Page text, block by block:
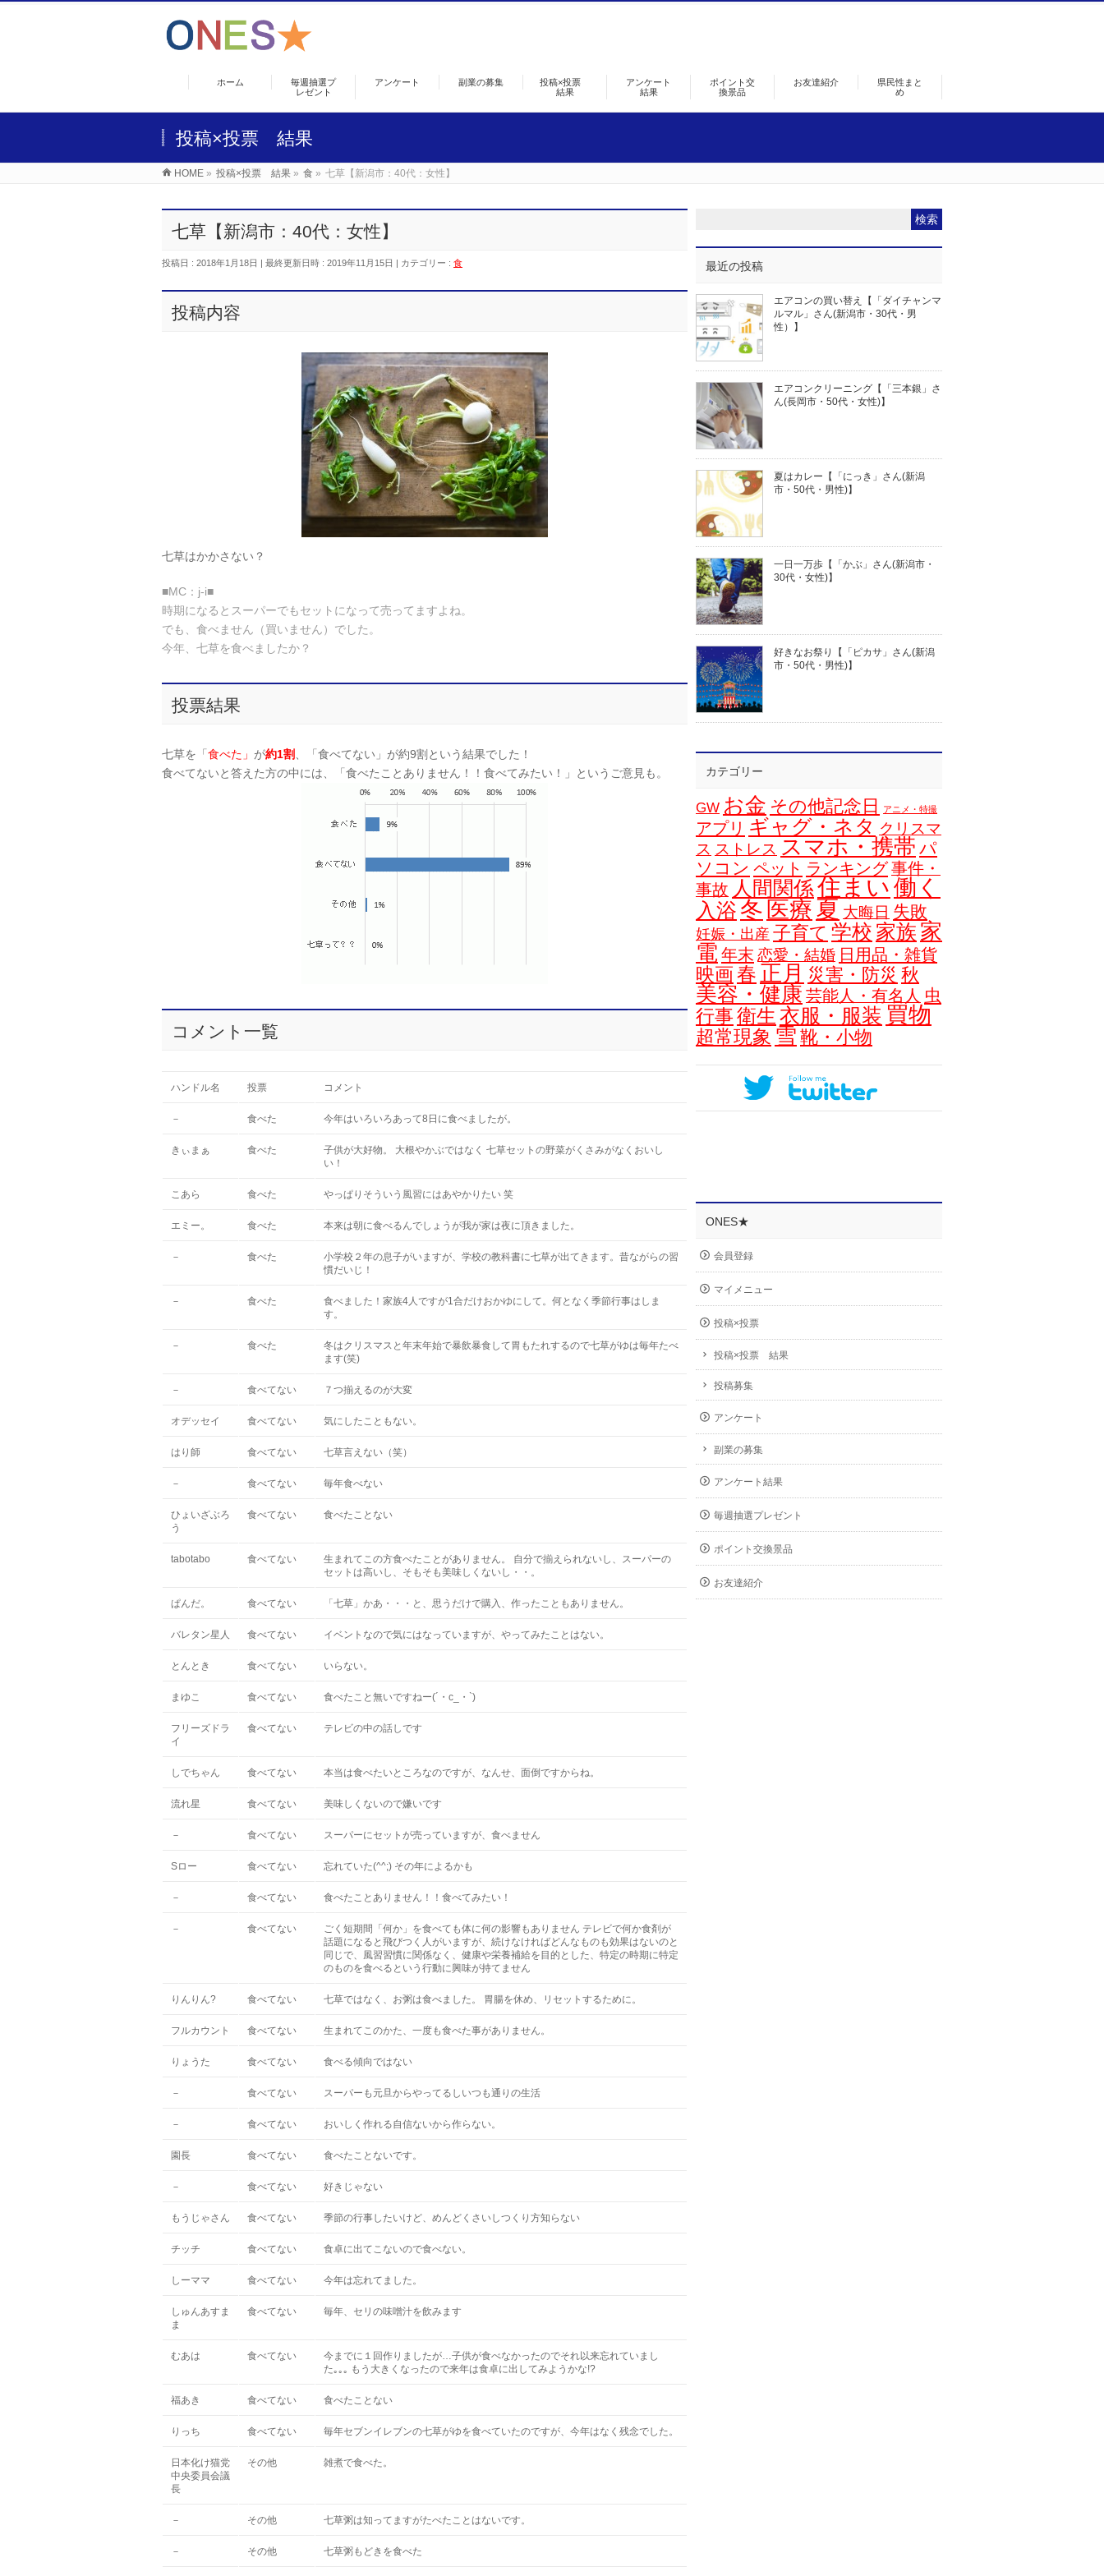
ホーム
毎週抽選プ
レゼント
アンケート 副業の募集
投稿×投票
結果
アンケート
結果
ポイント交
換景品
お友達紹介
県民性まと
め
投稿×投票 結果
HOME » 投稿×投票 結果 » 食 » 七草【新潟市：40代：女性】
七草【新潟市：40代：女性】
投稿日 : 2018年1月18日 最終更新日時 : 2019年11月15日 カテゴリー : 食
投稿内容
七草はかかさない？
■MC：j-i■
時期になるとスーパーでもセットになって売ってますよね。
でも、食べません（買いません）でした。
今年、七草を食べましたか？
投票結果
七草を「 食べた」 が約1割
、「食べてない」が約9割という結果でした！
食べてないと答えた方の中には、「食べたことありません！！食べてみたい！」というご意見も。
コメント一覧
ハンドル名 投票 コメント
－ 食べた 今年はいろいろあって8日に食べましたが。
きぃまぁ 食べた
子供が大好物。 大根やかぶではなく 七草セットの野菜がくさみがなくおいし
い！
こあら 食べた やっぱりそういう風習にはあやかりたい 笑
エミー。 食べた 本来は朝に食べるんでしょうが我が家は夜に頂きました。
－ 食べた
小学校２年の息子がいますが、学校の教科書に七草が出てきます。昔ながらの習
慣だいじ！
－ 食べた
食べました！家族4人ですが1合だけおかゆにして。何となく季節行事はしま
す。
－ 食べた
冬はクリスマスと年末年始で暴飲暴食して胃もたれするので七草がゆは毎年たべ
ます(笑)
－ 食べてない ７つ揃えるのが大変
オデッセイ 食べてない 気にしたこともない。
はり師 食べてない 七草言えない（笑）
－ 食べてない 毎年食べない
ひょいざぶろ
う
食べてない 食べたことない
tabotabo 食べてない
生まれてこの方食べたことがありません。 自分で揃えられないし、スーパーの
セットは高いし、そもそも美味しくないし・・。
ぱんだ。 食べてない 「七草」かあ・・・と、思うだけで購入、作ったこともありません。
バレタン星人 食べてない イベントなので気にはなっていますが、やってみたことはない。
とんとき 食べてない いらない。
まゆこ 食べてない 食べたこと無いですねー(´・c_・`)
フリーズドラ
イ
食べてない テレビの中の話しです
しでちゃん 食べてない 本当は食べたいところなのですが、なんせ、面倒ですからね。
流れ星 食べてない 美味しくないので嫌いです
－ 食べてない スーパーにセットが売っていますが、食べません
Sロー 食べてない 忘れていた(^^;) その年によるかも
－ 食べてない 食べたことありません！！食べてみたい！
－ 食べてない
ごく短期間「何か」を食べても体に何の影響もありません テレビで何か食剤が
話題になると飛びつく人がいますが、続けなければどんなものも効果はないのと
同じで、風習習慣に関係なく、健康や栄養補給を目的とした、特定の時期に特定
のものを食べるという行動に興味が持てません
りんりん? 食べてない 七草ではなく、お粥は食べました。 胃腸を休め、リセットするために。
フルカウント 食べてない 生まれてこのかた、一度も食べた事がありません。
りょうた 食べてない 食べる傾向ではない
－ 食べてない スーパーも元旦からやってるしいつも通りの生活
－ 食べてない おいしく作れる自信ないから作らない。
園長 食べてない 食べたことないです。
－ 食べてない 好きじゃない
もうじゃさん 食べてない 季節の行事したいけど、めんどくさいしつくり方知らない
チッチ 食べてない 食卓に出てこないので食べない。
しーママ 食べてない 今年は忘れてました。
しゅんあすま
ま
食べてない 毎年、セリの味噌汁を飲みます
むあは 食べてない
今までに１回作りましたが…子供が食べなかったのでそれ以来忘れていまし
た｡｡｡ もう大きくなったので来年は食卓に出してみようかな!?
福あき 食べてない 食べたことない
りっち 食べてない 毎年セブンイレブンの七草がゆを食べていたのですが、今年はなく残念でした。
日本化け猫党
中央委員会議
長
その他 雑煮で食べた。
－ その他 七草粥は知ってますがたべたことはないです。
－ その他 七草粥もどきを食べた
最近の投稿
エアコンの買い替え【「ダイチャンマ
ルマル」さん(新潟市・30代・男
性）】
エアコンクリーニング【「三本銀」さ
ん(長岡市・50代・女性)】
夏はカレー【「にっき」さん(新潟
市・50代・男性)】
一日一万歩【「かぶ」さん(新潟市・
30代・女性)】
好きなお祭り【「ピカサ」さん(新潟
市・50代・男性)】
カテゴリー
GW お金 その他記念日 アニメ・特撮
アプリ ギャグ・ネタ クリスマ
ス ストレス スマホ・携帯 パ
ソコン ペット ランキング事件・
事故 人間関係住まい働く
入浴 冬 医療夏 大晦日 失敗
妊娠・出産 子育て 学校 家族 家
電 年末 恋愛・結婚 日用品・雑貨
映画春 正月 災害・防災 秋
美容・健康 芸能人・有名人 虫
行事衛生 衣服・服装 買物
超常現象 雪 靴・小物
ONES★
会員登録
マイメニュー
投稿×投票
投稿×投票 結果
投稿募集
アンケート
副業の募集
アンケート結果
毎週抽選プレゼント
ポイント交換景品
お友達紹介